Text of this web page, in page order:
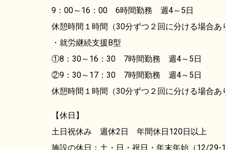
9：00～16：00 6時間勤務 週4～5日
休憩時間１時間（30分ずつ２回に分ける場合あ
・就労継続支援B型
①8：30～16：30 7時間勤務 週4～5日
②9：30～17：30 7時間勤務 週4～5日
休憩時間１時間（30分ずつ２回に分ける場合あ
【休日】
土日祝休み 週休2日 年間休日120日以上
施設の休日：土・日・祝日・年末年始（12/29-